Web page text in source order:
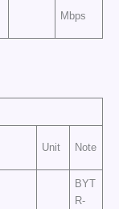
Mbps
Unit Note
BYT
R-